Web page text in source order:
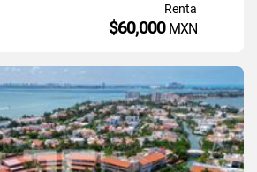
Renta
$60,000 MXN